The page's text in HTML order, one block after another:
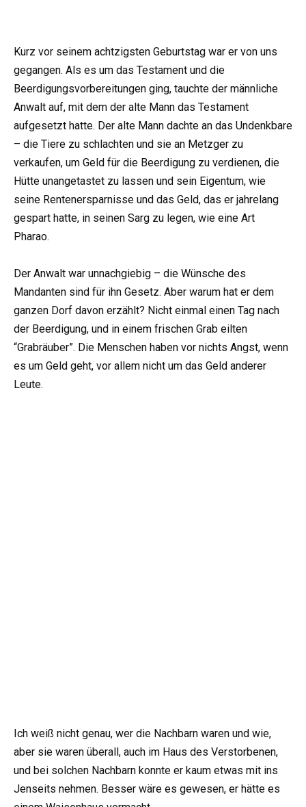
Kurz vor seinem achtzigsten Geburtstag war er von uns
gegangen. Als es um das Testament und die
Beerdigungsvorbereitungen ging, tauchte der männliche
Anwalt auf, mit dem der alte Mann das Testament
aufgesetzt hatte. Der alte Mann dachte an das Undenkbare
– die Tiere zu schlachten und sie an Metzger zu
verkaufen, um Geld für die Beerdigung zu verdienen, die
Hütte unangetastet zu lassen und sein Eigentum, wie
seine Rentenersparnisse und das Geld, das er jahrelang
gespart hatte, in seinen Sarg zu legen, wie eine Art
Pharao.
Der Anwalt war unnachgiebig – die Wünsche des
Mandanten sind für ihn Gesetz. Aber warum hat er dem
ganzen Dorf davon erzählt? Nicht einmal einen Tag nach
der Beerdigung, und in einem frischen Grab eilten
“Grabräuber”. Die Menschen haben vor nichts Angst, wenn
es um Geld geht, vor allem nicht um das Geld anderer
Leute.
Ich weiß nicht genau, wer die Nachbarn waren und wie,
aber sie waren überall, auch im Haus des Verstorbenen,
und bei solchen Nachbarn konnte er kaum etwas mit ins
Jenseits nehmen. Besser wäre es gewesen, er hätte es